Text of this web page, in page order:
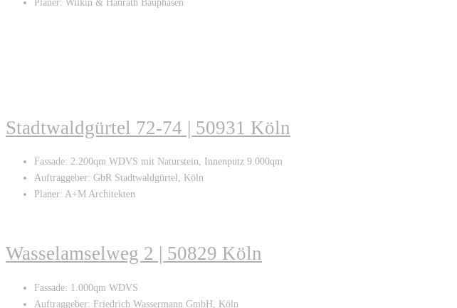
Planer: Wilkin & Hanrath Bauphasen
Stadtwaldgürtel 72-74 | 50931 Köln
Fassade: 2.200qm WDVS mit Naturstein, Innenputz 9.000qm
Auftraggeber: GbR Stadtwaldgürtel, Köln
Planer: A+M Architekten
Wasselamselweg 2 | 50829 Köln
Fassade: 1.000qm WDVS
Auftraggeber: Friedrich Wassermann GmbH, Köln